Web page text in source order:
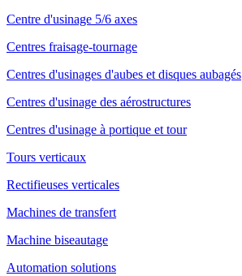
Centre d'usinage 5/6 axes
Centres fraisage-tournage
Centres d'usinages d'aubes et disques aubagés
Centres d'usinage des aérostructures
Centres d'usinage à portique et tour
Tours verticaux
Rectifieuses verticales
Machines de transfert
Machine biseautage
Automation solutions